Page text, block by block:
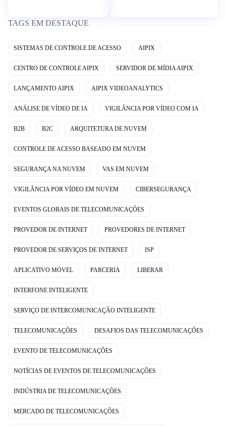
TAGS EM DESTAQUE
SISTEMAS DE CONTROLE DE ACESSO AIPIX
CENTRO DE CONTROLE AIPIX SERVIDOR DE MÍDIA AIPIX
LANÇAMENTO AIPIX AIPIX VIDEOANALYTICS
ANÁLISE DE VÍDEO DE IA VIGILÂNCIA POR VÍDEO COM IA
B2B B2C ARQUITETURA DE NUVEM
CONTROLE DE ACESSO BASEADO EM NUVEM
SEGURANÇA NA NUVEM VAS EM NUVEM
VIGILÂNCIA POR VÍDEO EM NUVEM CIBERSEGURANÇA
EVENTOS GLOBAIS DE TELECOMUNICAÇÕES
PROVEDOR DE INTERNET PROVEDORES DE INTERNET
PROVEDOR DE SERVIÇOS DE INTERNET ISP
APLICATIVO MÓVEL PARCERIA LIBERAR
INTERFONE INTELIGENTE
SERVIÇO DE INTERCOMUNICAÇÃO INTELIGENTE
TELECOMUNICAÇÕES DESAFIOS DAS TELECOMUNICAÇÕES
EVENTO DE TELECOMUNICAÇÕES
NOTÍCIAS DE EVENTOS DE TELECOMUNICAÇÕES
INDÚSTRIA DE TELECOMUNICAÇÕES
MERCADO DE TELECOMUNICAÇÕES